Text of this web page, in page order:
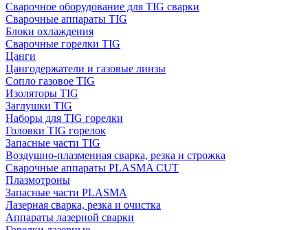
Сварочное оборудование для TIG сварки
Сварочные аппараты TIG
Блоки охлаждения
Сварочные горелки TIG
Цанги
Цангодержатели и газовые линзы
Сопло газовое TIG
Изоляторы TIG
Заглушки TIG
Наборы для TIG горелки
Головки TIG горелок
Запасные части TIG
Воздушно-плазменная сварка, резка и строжка
Сварочные аппараты PLASMA CUT
Плазмотроны
Запасные части PLASMA
Лазерная сварка, резка и очистка
Аппараты лазерной сварки